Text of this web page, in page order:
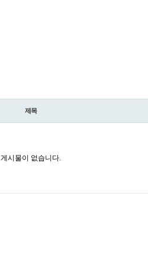
제목
게시물이 없습니다.